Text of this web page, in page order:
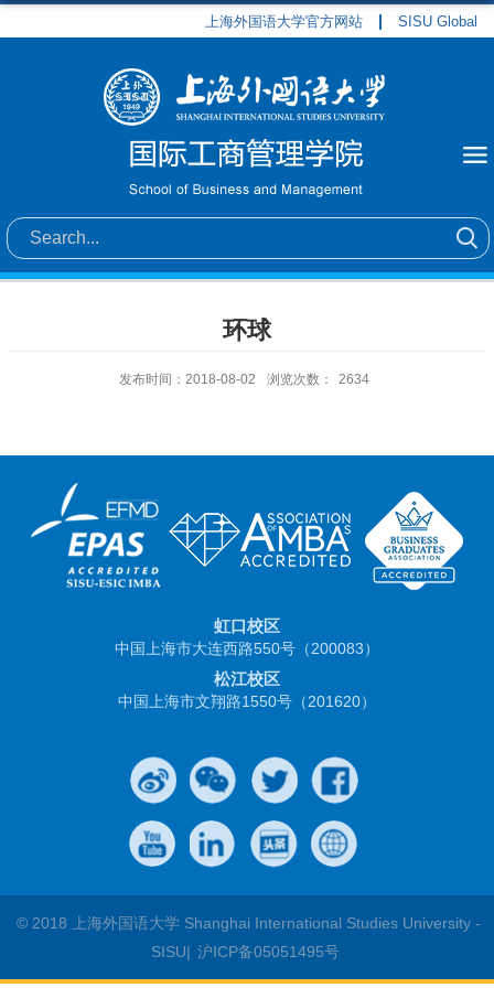
上海外国语大学官方网站 SISU Global
环球
发布时间：2018-08-02 浏览次数： 2634
虹口校区
中国上海市大连西路550号（200083）
松江校区
中国上海市文翔路1550号（201620）
© 2018 上海外国语大学 Shanghai International Studies University -
SISU| 沪ICP备05051495号